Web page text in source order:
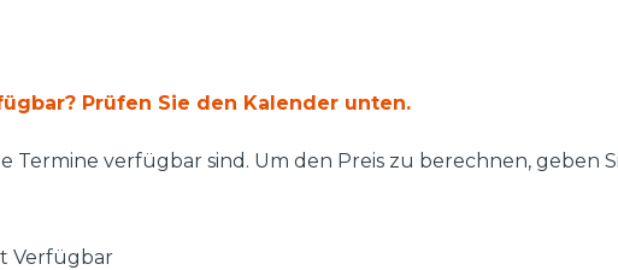
Prüfen Sie den Kalender unten.
Termine verfügbar sind. Um den Preis zu berechnen, geben
Verfügbar